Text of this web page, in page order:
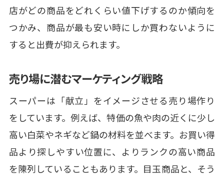
店がどの商品をどれくらい値下げするのか傾向を
つかみ、商品が最も安い時にしか買わないように
すると出費が抑えられます。
売り場に潜むマーケティング戦略
スーパーは「献立」をイメージさせる売り場作り
をしています。例えば、特価の魚や肉の近くに少し
高い白菜やネギなど鍋の材料を並べます。お買い得
品より探しやすい位置に、よりランクの高い商品
を陳列していることもあります。目玉商品と、そう